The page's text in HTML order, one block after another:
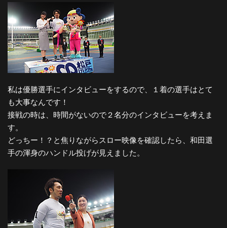
私は優勝選手にインタビューをするので、１着の選手はとて
も大事なんです！
接戦の時は、時間がないので２名分のインタビューを考えま
す。
どっちー！？と焦りながらスロー映像を確認したら、和田選
手の渾身のハンドル投げが見えました。